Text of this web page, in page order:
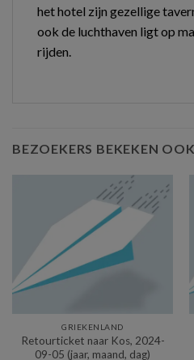
het hotel zijn gezellige
ook de luchthaven ligt op
rijden.
BEZOEKERS BEKEKEN OOK
GRIEKENLAND
Retourticket naar Kos, 2024-
09-05 (jaar, maand, dag)